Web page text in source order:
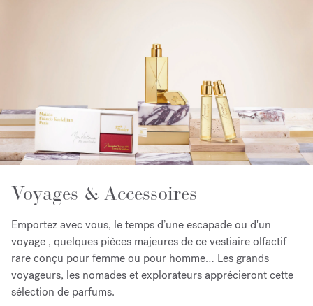
Voyages & Accessoires
Emportez avec vous, le temps d’une escapade ou d'un
voyage , quelques pièces majeures de ce vestiaire olfactif
rare conçu pour femme ou pour homme… Les grands
voyageurs, les nomades et explorateurs apprécieront cette
sélection de parfums.